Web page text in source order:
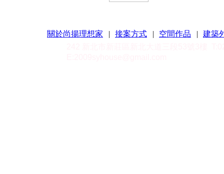
關於尚揚理想家 | 接案方式 | 空間作品 |
建築